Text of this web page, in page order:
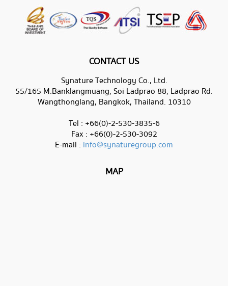
CONTACT US
Synature Technology Co., Ltd.
55/165 M.Banklangmuang, Soi Ladprao 88, Ladprao Rd.
Wangthonglang, Bangkok, Thailand. 10310
Tel : +66(0)-2-530-3835-6
Fax : +66(0)-2-530-3092
E-mail : info@synaturegroup.com
MAP